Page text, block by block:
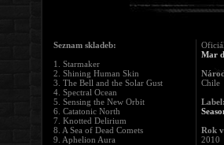
Seznam skladeb:
1. Starmaker
2. Shining Human Skin
3. The Bell and the Solar Gust
4. Spectral Ocean
5. Sensing the New Orbit
6. Catatonic North
7. Knotted Delirium
8. A Sea of Dead Comets
9. Aphelion Aura
Mar
Chile
Rok
2010